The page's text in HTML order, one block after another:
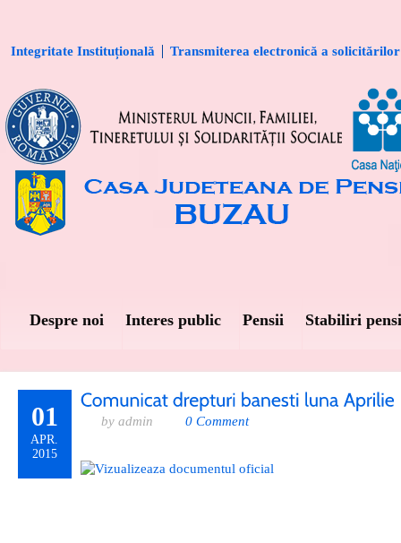
Integritate Instituțională Transmiterea electronică a solicitărilor
Despre noi Interes public Pensii Stabiliri
01
APR.
2015
by admin 0 Comment